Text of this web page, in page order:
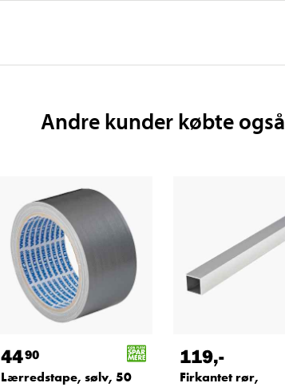
Andre kunder købte også
4490
Lærredstape, sølv, 50
119,-
Firkantet rør,